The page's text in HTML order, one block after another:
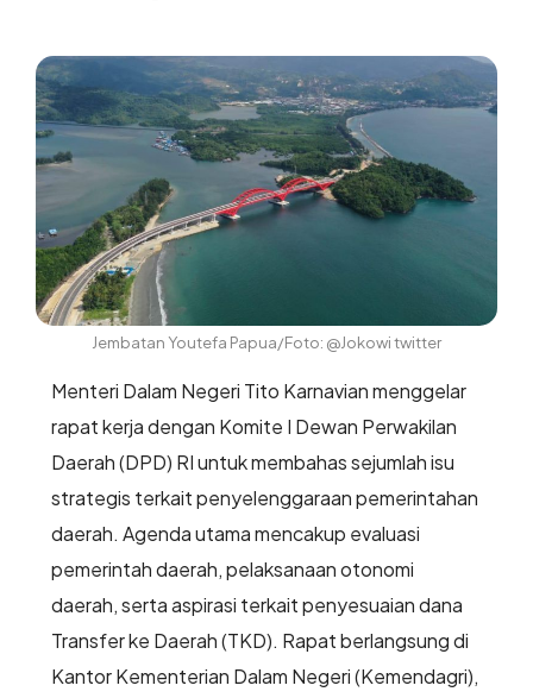
Jembatan Youtefa Papua/Foto: @Jokowi twitter
Menteri Dalam Negeri Tito Karnavian menggelar
rapat kerja dengan Komite I Dewan Perwakilan
Daerah (DPD) RI untuk membahas sejumlah isu
strategis terkait penyelenggaraan pemerintahan
daerah. Agenda utama mencakup evaluasi
pemerintah daerah, pelaksanaan otonomi
daerah, serta aspirasi terkait penyesuaian dana
Transfer ke Daerah (TKD). Rapat berlangsung di
Kantor Kementerian Dalam Negeri (Kemendagri),